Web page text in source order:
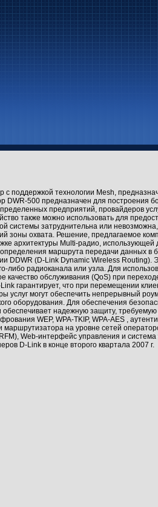
поддержкой технологии Mesh,
DWR-500 предназначен для построения
предприятий, провайдеров
также можно использовать для
системы затруднительна или
зоны охвата. Решение, предлагаемое
архитектуры Multi-радио, использующей
маршрута передачи данных
DDWR (D-Link Dynamic Wireless Routing).
либо радиоканала или узла. Для
качество обслуживания (QoS) при
гарантирует, что при перемещении
могут обеспечить непрерывный
оборудования. Для обеспечения
надежную защиту,
WEP, WPA-TKIP, WPA-AES ,
на уровне сетей
Web-интерфейс управления и
D-Link в конце второго квартала 2007 г.